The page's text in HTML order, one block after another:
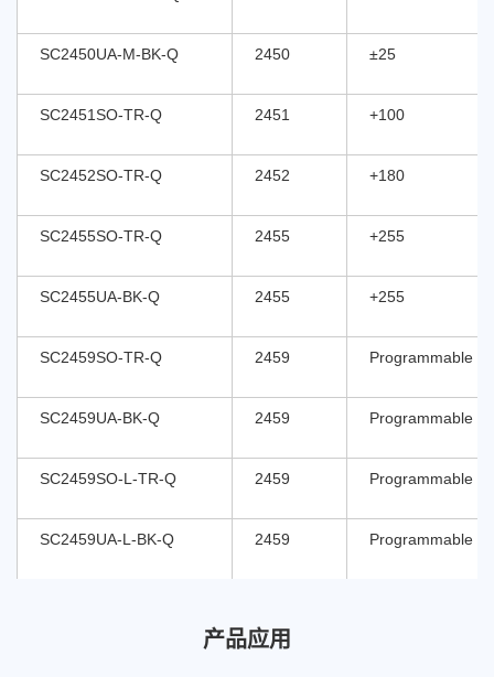
SC2450UA-M-BK-Q 2450 ±25
SC2451SO-TR-Q 2451 +100
SC2452SO-TR-Q 2452 +180
SC2455SO-TR-Q 2455 +255
SC2455UA-BK-Q 2455 +255
SC2459SO-TR-Q 2459 Programmable
SC2459UA-BK-Q 2459 Programmable
SC2459SO-L-TR-Q 2459 Programmable
SC2459UA-L-BK-Q 2459 Programmable
产品应用
SC245X系列是采用BiCMOS技术生产的斩波稳定的霍
尔效应传感器，提供具有高灵敏度、温度稳定性和综合
保护功能的磁传感解决方案。内部集成的稳压电路使芯
片可接受2.5V到48V的宽电源供电电压，满足工业和汽
SC2452（BOP:180Gs,BRP:50Gs)